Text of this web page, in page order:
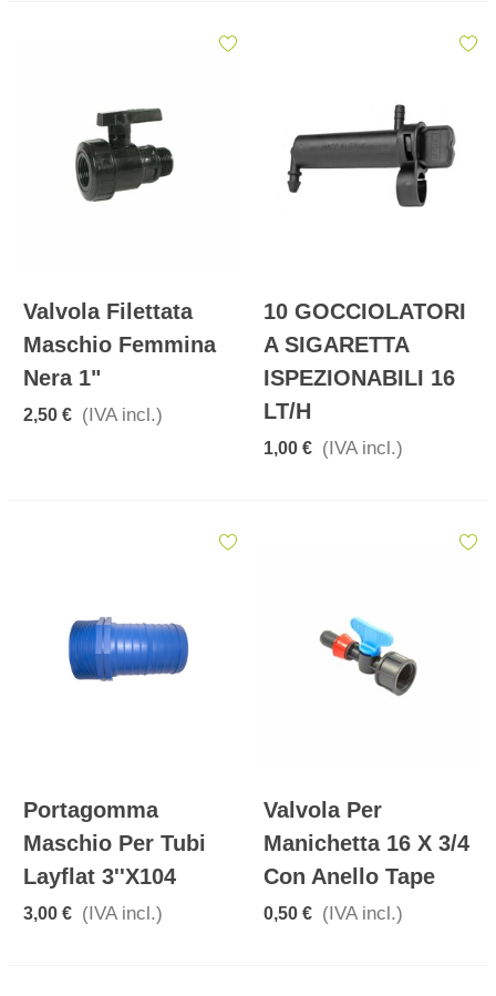
Valvola Filettata
Maschio Femmina
Nera 1"
2,50 € (IVA incl.)
10 GOCCIOLATORI
A SIGARETTA
ISPEZIONABILI 16
LT/h
1,00 € (IVA incl.)
Portagomma
Maschio Per Tubi
Layflat 3''x104
3,00 € (IVA incl.)
Valvola Per
Manichetta 16 X 3/4
Con Anello Tape
0,50 € (IVA incl.)